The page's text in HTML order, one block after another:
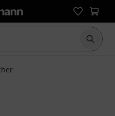
Suche
aus 24 Kundenbewertungen